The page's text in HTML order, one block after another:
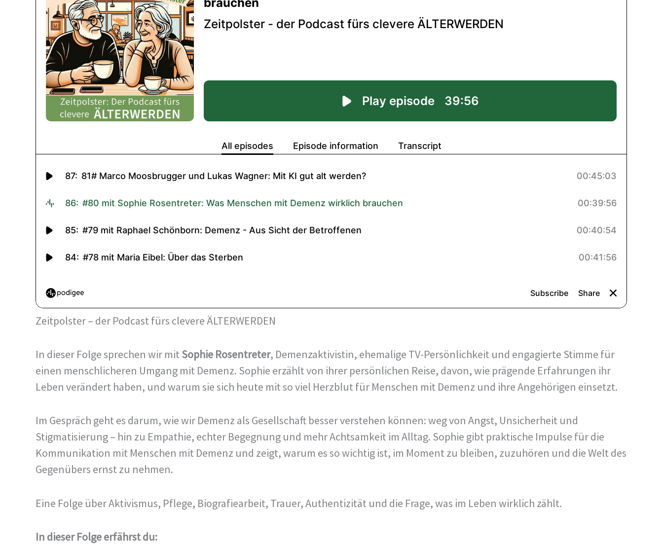
Zeitpolster – der Podcast fürs clevere ÄLTERWERDEN
In dieser Folge sprechen wir mit Sophie Rosentreter, Demenzaktivistin, ehemalige TV-Persönlichkeit und engagierte Stimme für
einen menschlicheren Umgang mit Demenz. Sophie erzählt von ihrer persönlichen Reise, davon, wie prägende Erfahrungen ihr
Leben verändert haben, und warum sie sich heute mit so viel Herzblut für Menschen mit Demenz und ihre Angehörigen einsetzt.
Im Gespräch geht es darum, wie wir Demenz als Gesellschaft besser verstehen können: weg von Angst, Unsicherheit und
Stigmatisierung – hin zu Empathie, echter Begegnung und mehr Achtsamkeit im Alltag. Sophie gibt praktische Impulse für die
Kommunikation mit Menschen mit Demenz und zeigt, warum es so wichtig ist, im Moment zu bleiben, zuzuhören und die Welt des
Gegenübers ernst zu nehmen.
Eine Folge über Aktivismus, Pflege, Biografiearbeit, Trauer, Authentizität und die Frage, was im Leben wirklich zählt.
In dieser Folge erfährst du: